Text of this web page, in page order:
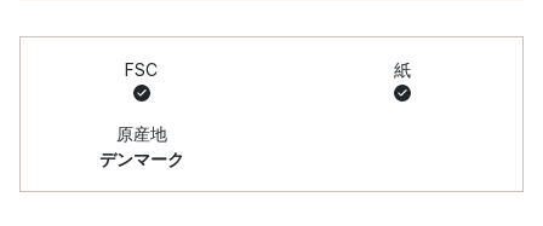
FSC 紙
原産地
デンマーク